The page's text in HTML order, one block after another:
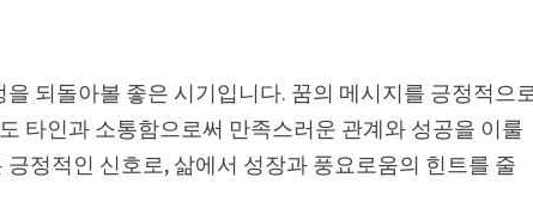
되돌아볼 좋은 시기입니다. 꿈의 메시지를 긍정적으
타인과 소통함으로써 만족스러운 관계와 성공을 이룰
정적인 신호로, 삶에서 성장과 풍요로움의 힌트를 줄